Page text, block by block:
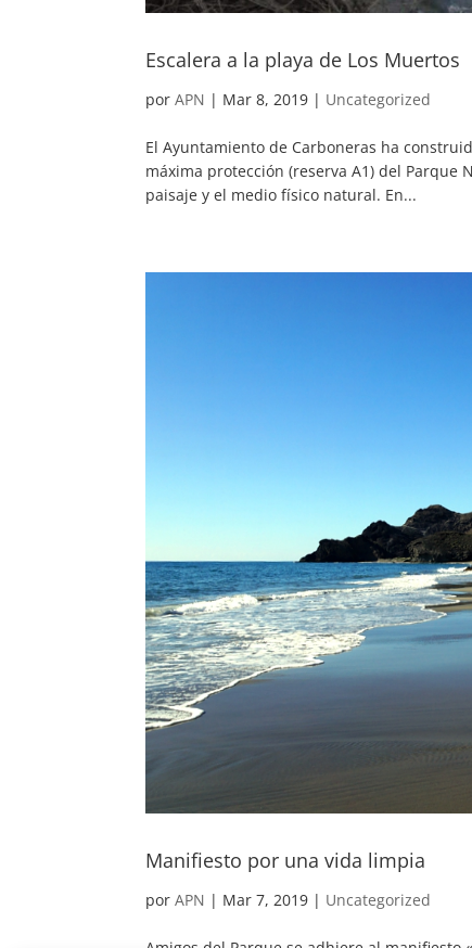
Escalera a la playa de Los Muertos
porAPN | Mar 8, 2019 | Uncategorized
El Ayuntamiento de Carboneras ha
máxima protección (reserva A1) del Parque
paisaje y el medio físico natural. En...
Manifiesto por una vida limpia
porAPN | Mar 7, 2019 | Uncategorized